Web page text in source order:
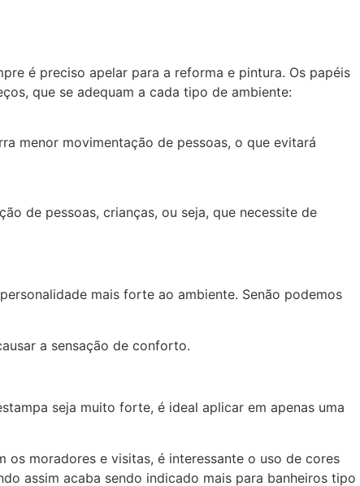
é preciso apelar para a reforma e pintura. Os papéis
que se adequam a cada tipo de ambiente:
menor movimentação de pessoas, o que evitará
de pessoas, crianças, ou seja, que necessite de
mais forte ao ambiente. Senão podemos
a sensação de conforto.
seja muito forte, é ideal aplicar em apenas uma
moradores e visitas, é interessante o uso de cores
assim acaba sendo indicado mais para banheiros tipo